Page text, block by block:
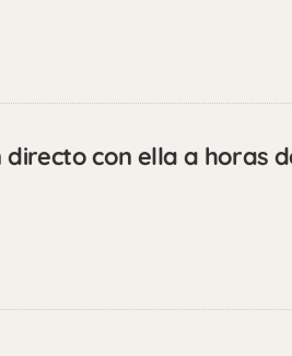
directo con ella a horas